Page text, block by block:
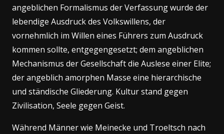
angeblichen Formalismus der Verfassung wurde der
lebendige Ausdruck des Volkswillens, der
vornehmlich im Willen eines Führers zum Ausdruck
kommen sollte, entgegengesetzt; dem angeblichen
Mechanismus der Gesellschaft die Auslese einer Elite;
der angeblich amorphen Masse eine hierarchische
und ständische Gliederung. Kultur stand gegen
Zivilisation, Seele gegen Geist.
Während Männer wie Meinecke und Troeltsch nach